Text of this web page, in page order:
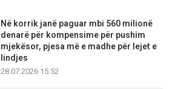
Në korrik janë paguar mbi 560 milionë
denarë për kompensime për pushim
mjekësor, pjesa më e madhe për lejet e
lindjes
28.07.2026 15:52